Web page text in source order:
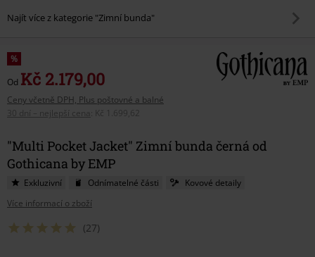
Najít více z kategorie "Zimní bunda"
%
Od Kč 2.179,00
Ceny včetně DPH, Plus poštovné a balné
30 dní – nejlepší cena
Kč 1.699,62
"Multi Pocket Jacket" Zimní bunda černá od
Gothicana by EMP
Exkluzivní Odnímatelné části
Kovové detaily
Více informací o zboží
(27)